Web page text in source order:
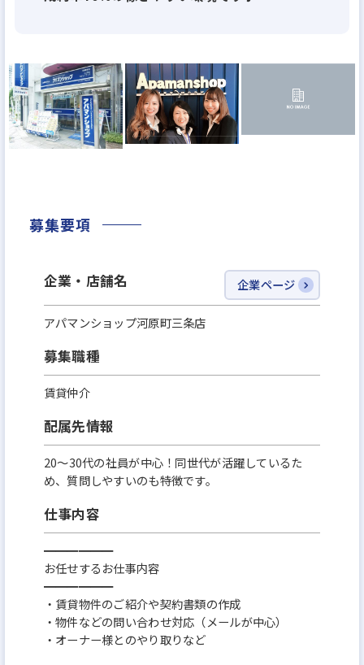
す。
②数字で成果が見える歓び
毎月の成約件数を算出し、インセンティブに反映。
だけでなく、日々の頑張りなど定性的な部分も評価
③結果を残す先輩の9割が未経験！
特別なスキルは不要。大切なのは、お客さまとの信
に思っていただければ、自然と契約に繋がります。
募集要項
企業・店舗名 企業ページ
アパマンショップ河原町三条店
募集職種
賃貸仲介
配属先情報
20～30代の社員が中心！同世代が活躍しているた
め、質問しやすいのも特徴です。
仕事内容
━━━━━━
お任せするお仕事内容
━━━━━━
・賃貸物件のご紹介や契約書類の作成
・物件などの問い合わせ対応（メールが中心）
・オーナー様とのやり取りなど